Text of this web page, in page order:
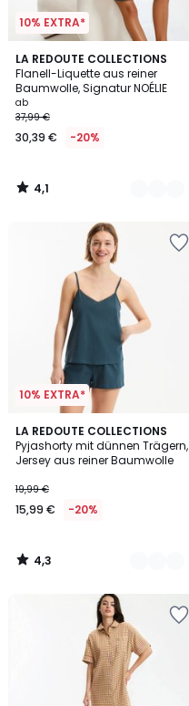
10% EXTRA*
LA REDOUTE COLLECTIONS
Flanell-Liquette aus reiner
Baumwolle, Signatur NOÉLIE
ab
37,99 €
30,39 € -20%
4,1
/ 5
2
Farben
4,1
/
10% EXTRA*
LA REDOUTE COLLECTIONS
Pyjashorty mit dünnen Trägern,
Jersey aus reiner Baumwolle
19,99 €
15,99 € -20%
4,3
/ 5
2
Farben
4,3
/